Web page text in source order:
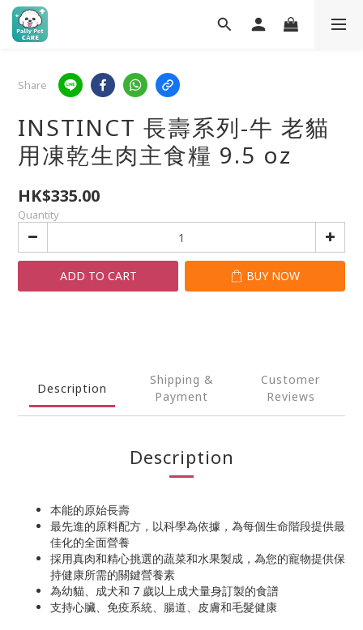
Share
INSTINCT 長壽系列-牛 老貓
用凍乾生肉主食糧 9.5 oz
HK$335.00
Quantity
ADD TO CART BUY NOW
Description
Shipping &
Payment
Customer
Reviews
Description
本能的原始長壽
最先進的原料配方，以科學為依據，為每個生命階段提供最
佳化的全面營養
採用真肉和精心挑選的蔬菜和水果製成，為您的寵物提供保
持健康所需的關鍵營養素
為幼貓、成犬和 7 歲以上成犬量身訂製的食譜
支持心臟、免疫系統、腸道、皮膚和毛髮健康